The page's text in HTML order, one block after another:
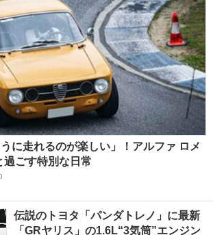
うに走れるのが楽しい」！アルファ ロメ
過ごす特別な日常
伝説のトヨタ「パンダトレノ」に最新
「GRヤリス」の1.6L“3気筒”エンジン